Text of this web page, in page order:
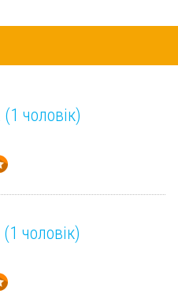
чоловік)
чоловік)